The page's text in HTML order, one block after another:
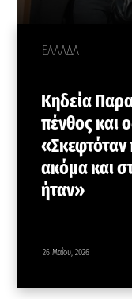
ΕΛΛΑΔΑ
Κηδεία
πένθος και
«Σκεφτόταν
ακόμα και
ήταν»
26 Μαΐου, 2026